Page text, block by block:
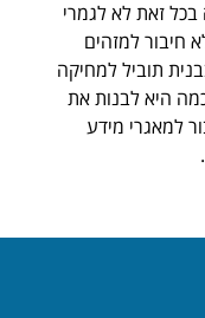
בכל זאת לא לגמרי
חיבור למזהים
תוביל למחיקה
היא לבנות את
למאגרי מידע